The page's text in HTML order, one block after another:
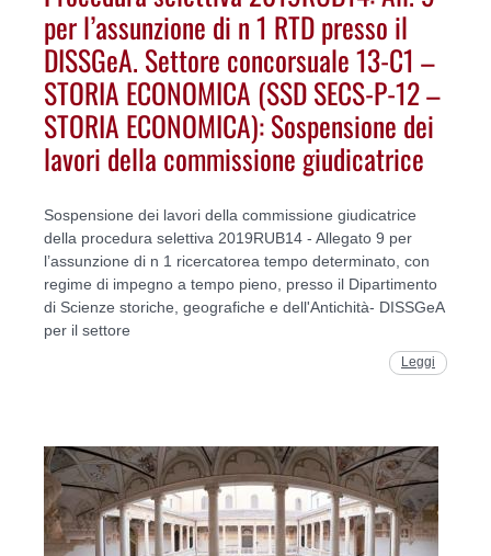
per l’assunzione di n 1 RTD presso il
DISSGeA. Settore concorsuale 13-C1 –
STORIA ECONOMICA (SSD SECS-P-12 –
STORIA ECONOMICA): Sospensione dei
lavori della commissione giudicatrice
Sospensione dei lavori della commissione giudicatrice
della procedura selettiva 2019RUB14 - Allegato 9 per
l’assunzione di n 1 ricercatorea tempo determinato, con
regime di impegno a tempo pieno, presso il Dipartimento
di Scienze storiche, geografiche e dell'Antichità- DISSGeA
per il settore
Leggi